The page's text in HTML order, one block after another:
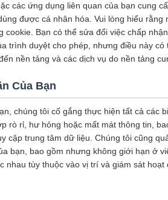
các ứng dụng liên quan của bạn cung
được cá nhân hóa. Vui lòng hiểu rằng
Bạn có thể sửa đổi việc chấp
trình duyệt cho phép, nhưng điều này
nền tảng và các dịch vụ do nền tảng
Của Bạn
chúng tôi cố gắng thực hiện tất cả các
rò rỉ, hư hỏng hoặc mất mát thông tin,
cập trung tâm dữ liệu. Chúng tôi cũng
bạn, bao gồm nhưng không giới hạn ở
nhau tùy thuộc vào vị trí và giám sát hoạt